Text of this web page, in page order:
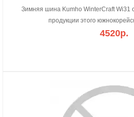
Зимняя шина Kumho WinterCraft Wi31
продукции этого
4520р.